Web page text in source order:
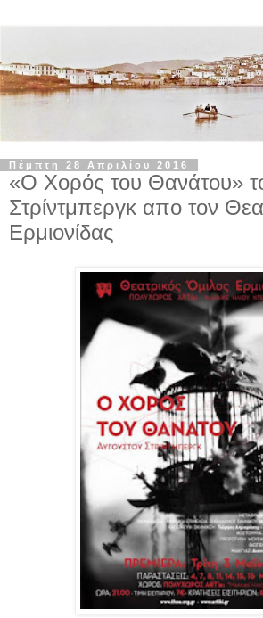
Πέμπτη 28 Απριλίου 2016
«Ο Χορός του Θανάτου»
Στρίντμπεργκ απο τον
Ερμιονίδας